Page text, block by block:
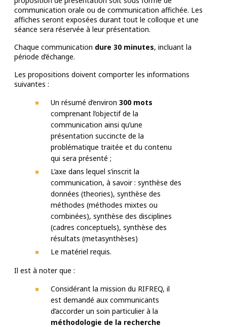
communication orale ou de communication affichée. Les
affiches seront exposées durant tout le colloque et une
séance sera réservée à leur présentation.
Chaque communication dure 30 minutes, incluant la
période d’échange.
Les propositions doivent comporter les informations
suivantes :
Un résumé d’environ 300 mots
comprenant l’objectif de la
communication ainsi qu’une
présentation succincte de la
problématique traitée et du contenu
qui sera présenté ;
L’axe dans lequel s’inscrit la
communication, à savoir : synthèse des
données (theories), synthèse des
méthodes (méthodes mixtes ou
combinées), synthèse des disciplines
(cadres conceptuels), synthèse des
résultats (metasynthèses)
Le matériel requis.
Il est à noter que :
Considérant la mission du RIFREQ, il
est demandé aux communicants
d’accorder un soin particulier à la
méthodologie de la recherche